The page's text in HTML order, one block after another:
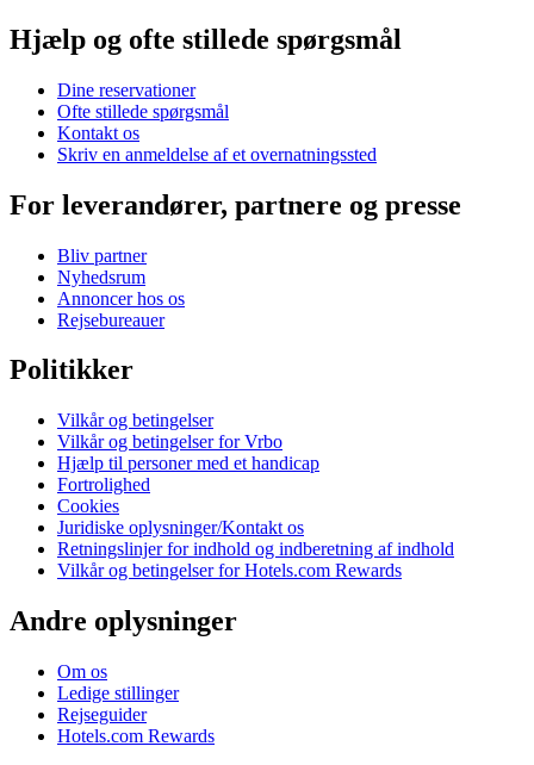
Hjælp og ofte stillede spørgsmål
Dine reservationer
Ofte stillede spørgsmål
Kontakt os
Skriv en anmeldelse af et overnatningssted
For leverandører, partnere og presse
Bliv partner
Nyhedsrum
Annoncer hos os
Rejsebureauer
Politikker
Vilkår og betingelser
Vilkår og betingelser for Vrbo
Hjælp til personer med et handicap
Fortrolighed
Cookies
Juridiske oplysninger/Kontakt os
Retningslinjer for indhold og indberetning af indhold
Vilkår og betingelser for Hotels.com Rewards
Andre oplysninger
Om os
Ledige stillinger
Rejseguider
Hotels.com Rewards